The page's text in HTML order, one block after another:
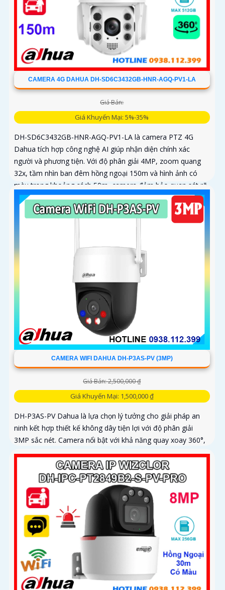
CAMERA 4G DAHUA DH-SD6C3432GB-HNR-AGQ-PV1-LA
Giá Bán:
Giá Khuyến Mại: 5%-35%
DH-SD6C3432GB-HNR-AGQ-PV1-LA là camera PTZ 4G
Dahua tích hợp công nghệ AI giúp nhận diện chính xác
người và phương tiện. Với độ phân giải 4MP, zoom quang
32x, tầm nhìn ban đêm hồng ngoại 150m và hình ảnh có
màu trong khoảng cách 50m, camera đảm bảo quan sát rõ
nét 24/7
CAMERA WIFI DAHUA DH-P3AS-PV (3MP)
Giá Bán: 2,500,000 ₫
Giá Khuyến Mại: 1,500,000 ₫
DH-P3AS-PV Dahua là lựa chọn lý tưởng cho giải pháp an
ninh kết hợp thiết kế không dây tiện lợi với độ phân giải
3MP sắc nét. Camera nổi bật với khả năng quay xoay 360°,
phát hiện chính xác người và phương tiện, cảnh báo tức thì
bằng đèn nháy và còi hú